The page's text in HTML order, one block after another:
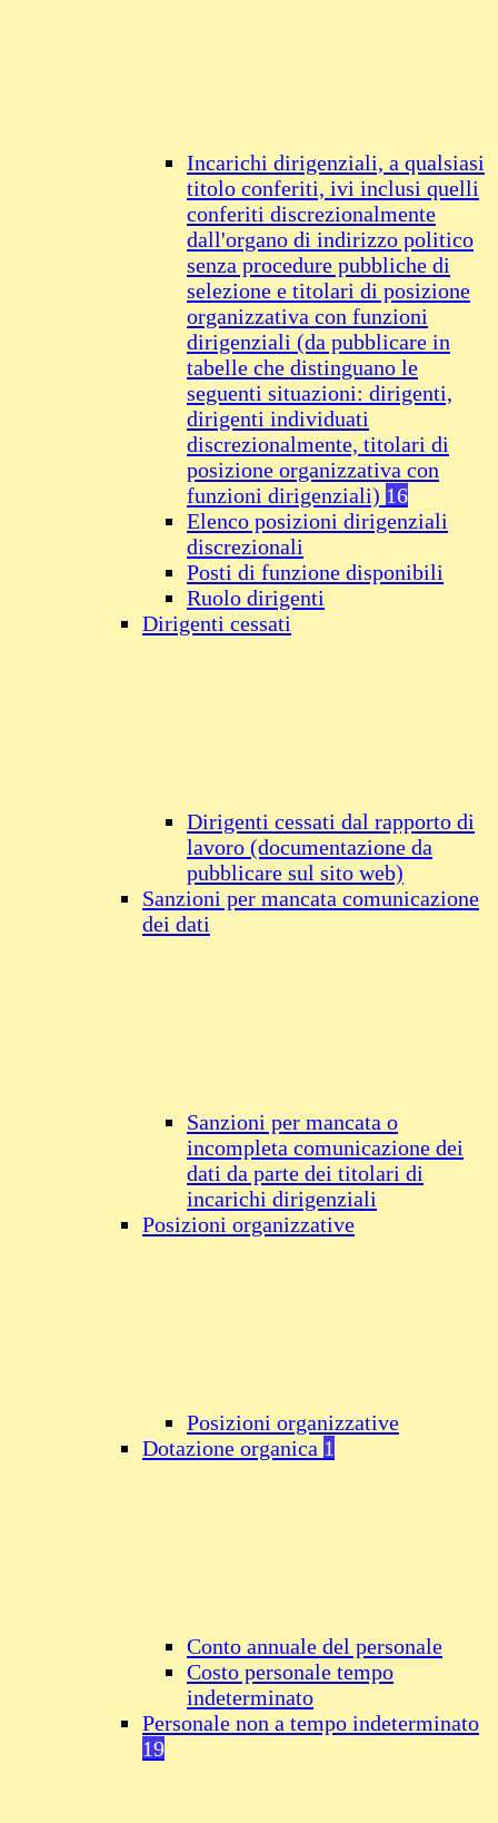
Incarichi dirigenziali, a qualsiasi
titolo conferiti, ivi inclusi quelli
conferiti discrezionalmente
dall'organo di indirizzo politico
senza procedure pubbliche di
selezione e titolari di posizione
organizzativa con funzioni
dirigenziali (da pubblicare in
tabelle che distinguano le
seguenti situazioni: dirigenti,
dirigenti individuati
discrezionalmente, titolari di
posizione organizzativa con
funzioni dirigenziali) 16
Elenco posizioni dirigenziali
discrezionali
Posti di funzione disponibili
Ruolo dirigenti
Dirigenti cessati
Dirigenti cessati dal rapporto di
lavoro (documentazione da
pubblicare sul sito web)
Sanzioni per mancata comunicazione
dei dati
Sanzioni per mancata o
incompleta comunicazione dei
dati da parte dei titolari di
incarichi dirigenziali
Posizioni organizzative
Posizioni organizzative
Dotazione organica 1
Conto annuale del personale
Costo personale tempo
indeterminato
Personale non a tempo indeterminato
19